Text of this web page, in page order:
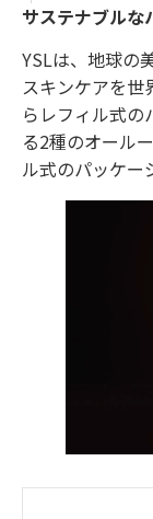
サステナブルな
YSLは、地球の
スキンケアを世
らレフィル式の
る2種のオール
ル式のパッケー